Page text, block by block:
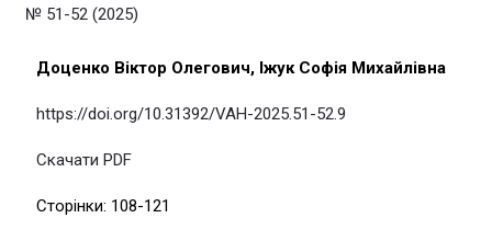
№ 51-52 (2025)
Доценко Віктор Олегович, Іжук Софія Михайлівна
https://doi.org/10.31392/VAH-2025.51-52.9
Скачати PDF
Сторінки: 108-121